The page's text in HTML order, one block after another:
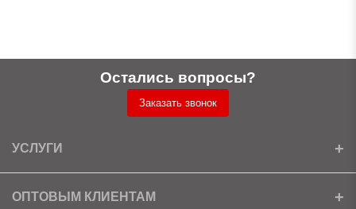
Остались вопросы?
Заказать звонок
УСЛУГИ
Установка
ОПТОВЫМ КЛИЕНТАМ